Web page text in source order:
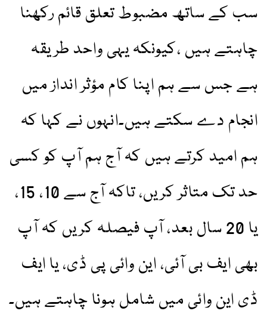
سب کے ساتھ مضبوط تعلق قائم رکھنا
چاہتے ہیں ،کیونکہ یہی واحد طریقہ
ہے جس سے ہم اپنا کام مؤثر انداز میں
انجام دے سکتے ہیں۔انہوں نے کہا کہ
ہم امید کرتے ہیں کہ آج ہم آپ کو کسی
حد تک متاثر کریں، تاکہ آج سے 10، 15،
یا 20 سال بعد، آپ فیصلہ کریں کہ آپ
بھی ایف بی آئی، این وائی پی ڈی، یا ایف
ڈی این وائی میں شامل ہونا چاہتے ہیں۔